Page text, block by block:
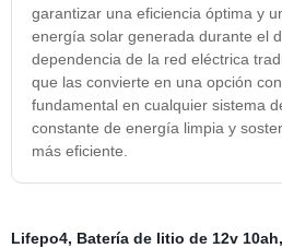
garantizar una eficiencia óptima y
energía solar generada durante el
dependencia de la red eléctrica
que las convierte en una opción
fundamental en cualquier sistema
constante de energía limpia y
más eficiente.
Lifepo4, Batería de litio de 12v 10ah,